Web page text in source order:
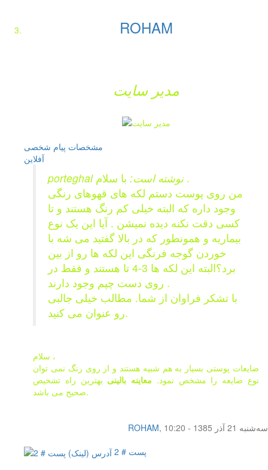
ROHAM
مدیر سایت
مشخصات پیام شخصی
آفلاين
porteghal نوشته است:با سلام .
من روی پوست دستم لکه های قهوهای رنگی
وجود داره که البته خیلی کم رنگ هستند و تا
کسی دقت نکنه دیده نمیشن . آیا این یک نوع
بیماریه و همونطور که در بالا گفتید می شه با
خوردن گوجه فرنگی این لکه ها رو از بین
برد؟البته این لکه ها 3-4 تا هستند و فقط در
روی دست چپم وجود دارند .
با تشکر فراوان از شما. مطالب خیلی جالبی
رو عنوان می کنید.
سلام ،
ضایعات پوستی بسیار به هم شبیه هستند و از روی رنگ نمی توان
نوع ضایعه را مشخص نمود. معاینه بالینی بهترین راه تشخیص
صحیح می باشد.
ROHAM,
سه‌شنبه 21 آذر 1385 - 10:20
پست # 2